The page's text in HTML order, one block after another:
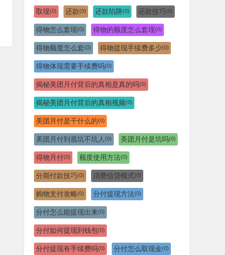
取现(0) 还款(0) 还款陷阱(0) 还款技巧(0)
得物怎么套现(0) 得物的额度怎么套现(0)
得物额度怎么套(0) 得物提现手续费多少(0)
得物体现需要手续费吗(0)
揭秘美团月付背后的真相是真的吗(0)
揭秘美团月付背后的真相视频(0)
美团月付是干什么的(0)
美团月付到底坑不坑人 (0) 美团月付是坑吗(0)
得物月付(0) 额度使用方法(0)
分期付款技巧(0) 消费信贷模式(0)
购物支付攻略(0) 分付提现方法(0)
分付怎么能提现出来(0)
分付如何提现到钱包(0)
分付提现有手续费吗(0) 分付怎么取现金(0)